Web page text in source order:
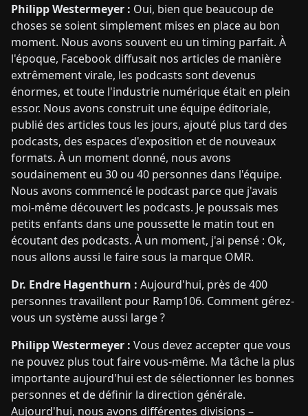
Philipp Westermeyer : Oui, bien que beaucoup de
choses se soient simplement mises en place au bon
moment. Nous avons souvent eu un timing parfait. À
l'époque, Facebook diffusait nos articles de manière
extrêmement virale, les podcasts sont devenus
énormes, et toute l'industrie numérique était en plein
essor. Nous avons construit une équipe éditoriale,
publié des articles tous les jours, ajouté plus tard des
podcasts, des espaces d'exposition et de nouveaux
formats. À un moment donné, nous avons
soudainement eu 30 ou 40 personnes dans l'équipe.
Nous avons commencé le podcast parce que j'avais
moi-même découvert les podcasts. Je poussais mes
petits enfants dans une poussette le matin tout en
écoutant des podcasts. À un moment, j'ai pensé : Ok,
nous allons aussi le faire sous la marque OMR.
Dr. Endre Hagenthurn : Aujourd'hui, près de 400
personnes travaillent pour Ramp106. Comment gérez-
vous un système aussi large ?
Philipp Westermeyer : Vous devez accepter que vous
ne pouvez plus tout faire vous-même. Ma tâche la plus
importante aujourd'hui est de sélectionner les bonnes
personnes et de définir la direction générale.
Aujourd'hui, nous avons différentes divisions –